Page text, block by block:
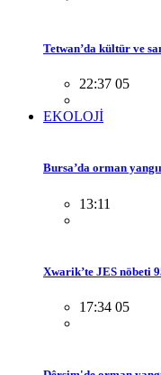
Tetwan’da kültür ve
22:37 05
EKOLOJİ
Bursa’da orman
13:11
Xwarik’te JES nöbeti
17:34 05